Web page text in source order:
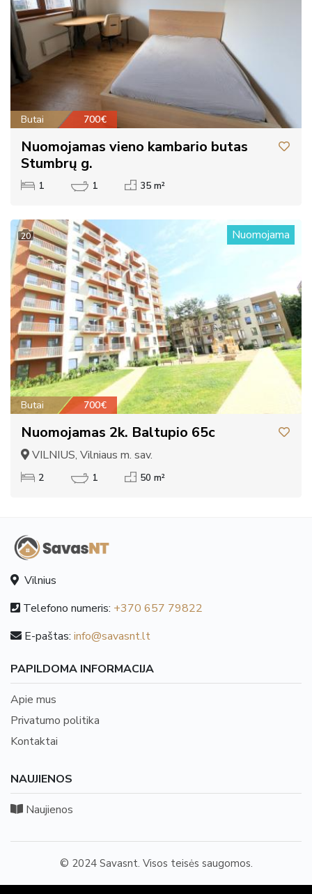
Butai 700€
Nuomojamas vieno kambario butas
Stumbrų g.
1 1 35 m²
20 Nuomojama
Butai 700€
Nuomojamas 2k. Baltupio 65c
VILNIUS, Vilniaus m. sav.
2 1 50 m²
Vilnius
Telefono numeris: +370 657 79822
E-paštas: info@savasnt.lt
PAPILDOMA INFORMACIJA
Apie mus
Privatumo politika
Kontaktai
NAUJIENOS
Naujienos
© 2024 Savasnt. Visos teisės saugomos.